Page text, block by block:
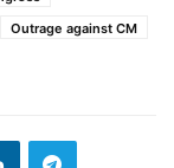
Outrage against CM